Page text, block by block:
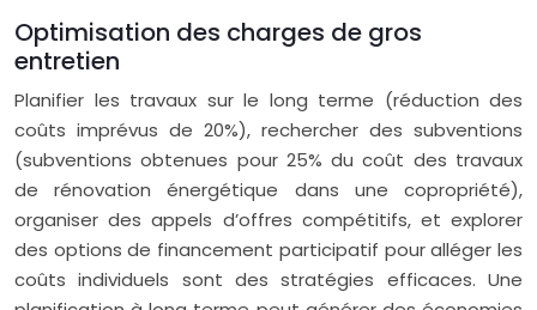
Optimisation des charges de gros
entretien
Planifier les travaux sur le long terme (réduction des
coûts imprévus de 20%), rechercher des subventions
(subventions obtenues pour 25% du coût des travaux
de rénovation énergétique dans une copropriété),
organiser des appels d’offres compétitifs, et explorer
des options de financement participatif pour alléger les
coûts individuels sont des stratégies efficaces. Une